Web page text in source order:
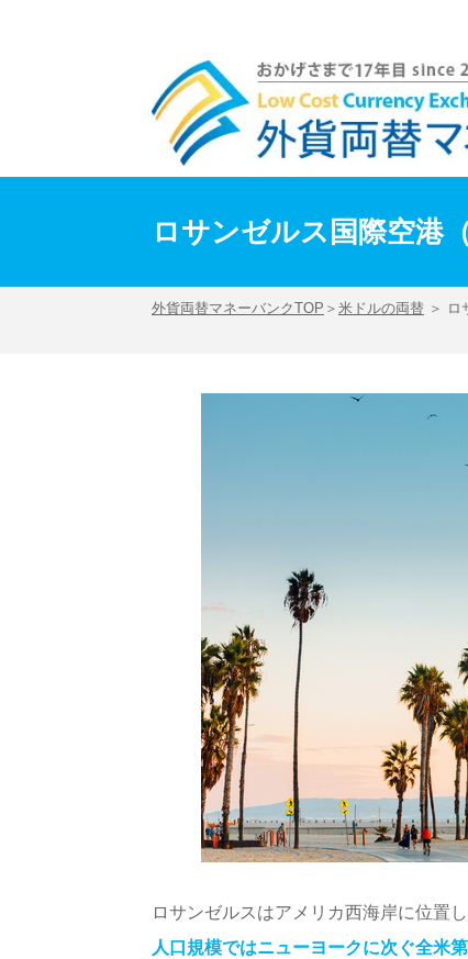
ロサンゼルス国際空港
外貨両替マネーバンクTOP ＞ 米ドルの両替 ＞ ロ
ロサンゼルスはアメリカ西海岸に位置
人口規模ではニューヨークに次ぐ全米